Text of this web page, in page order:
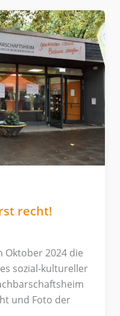
recht!
2024 die
sozial-kultureller
und Foto der